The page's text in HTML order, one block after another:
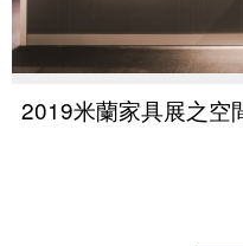
2019米蘭家具展之空